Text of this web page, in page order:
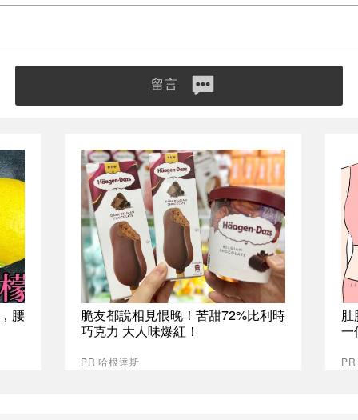
留言
腰
脆友都說相見恨晚！苦甜72%比利時
巧克力 大人味爆紅！
PR 哈根達斯
肚
一